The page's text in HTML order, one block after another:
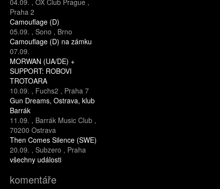
Praha 2
Camouflage (D)
05.09. , Sono , Brno
Camouflage (D) na zámku
07.09.
MORWAN (UA/DE) +
SUPPORT: ROBOVI
TROTOARA
10.09. , Fuchs2 , Praha 7
Gun Dreams, Ostrava, klub
Barrák
11.09. , Barrák Music Club ,
70200 Ostrava
Then Comes Silence (SWE)
20.09. , Subzero , Praha
všechny události
komentáře